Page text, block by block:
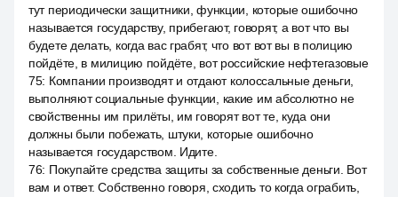
тут периодически защитники, функции, которые ошибочно
называется государству, прибегают, говорят, а вот что вы
будете делать, когда вас грабят, что вот вот вы в полицию
пойдёте, в милицию пойдёте, вот российские нефтегазовые
75: Компании производят и отдают колоссальные деньги,
выполняют социальные функции, какие им абсолютно не
свойственны им прилёты, им говорят вот те, куда они
должны были побежать, штуки, которые ошибочно
называется государством. Идите.
76: Покупайте средства защиты за собственные деньги. Вот
вам и ответ. Собственно говоря, сходить то когда ограбить,